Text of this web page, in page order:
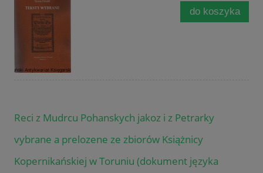
do koszyka
Reci z Mudrcu Pohanskych jakoz i z Petrarky
vybrane a prelozene ze zbiorów Książnicy
Kopernikańskiej w Toruniu (dokument języka